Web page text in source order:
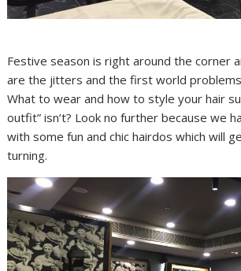
Festive season is right around the corner
are the jitters and the first world
What to wear and how to style your hair
outfit” isn’t? Look no further because we
with some fun and chic hairdos which will
turning.